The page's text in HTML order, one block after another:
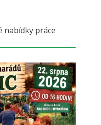
nabídky práce